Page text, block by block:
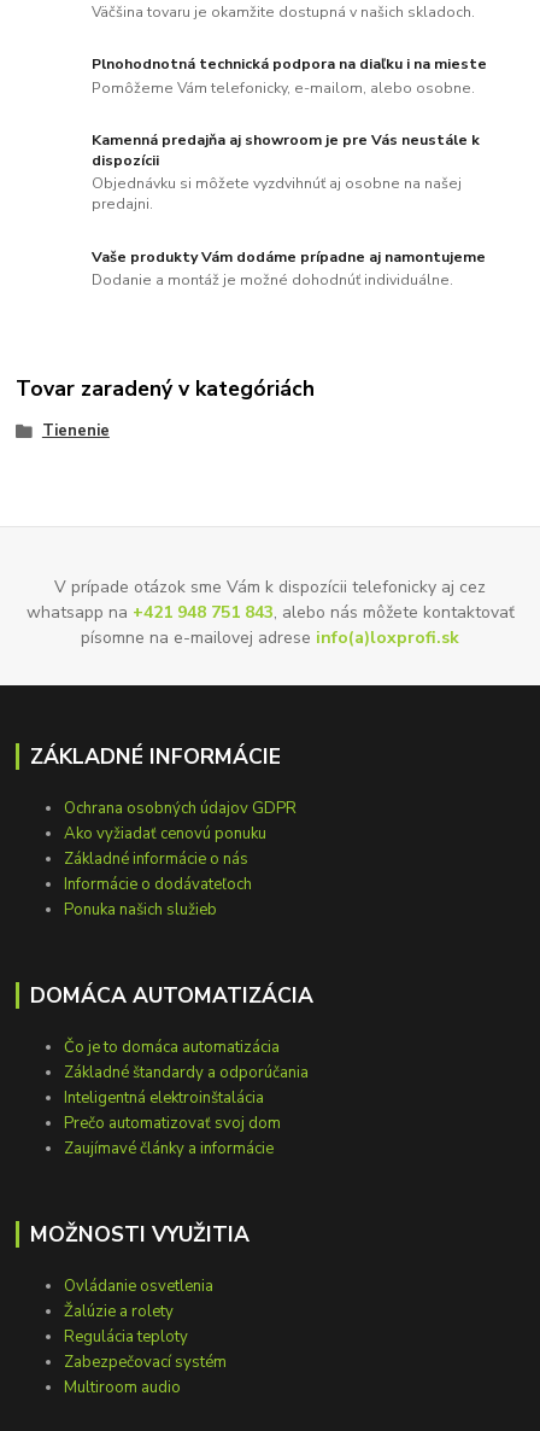
Väčšina tovaru je okamžite dostupná v našich skladoch.
Plnohodnotná technická podpora na diaľku i na mieste
Pomôžeme Vám telefonicky, e-mailom, alebo osobne.
Kamenná predajňa aj showroom je pre Vás neustále k
dispozícii
Objednávku si môžete vyzdvihnúť aj osobne na našej
predajni.
Vaše produkty Vám dodáme prípadne aj namontujeme
Dodanie a montáž je možné dohodnúť individuálne.
Tovar zaradený v kategóriách
Tienenie
V prípade otázok sme Vám k dispozícii telefonicky aj cez
whatsapp na +421 948 751 843, alebo nás môžete kontaktovať
písomne na e-mailovej adrese info(a)loxprofi.sk
ZÁKLADNÉ INFORMÁCIE
Ochrana osobných údajov GDPR
Ako vyžiadať cenovú ponuku
Základné informácie o nás
Informácie o dodávateľoch
Ponuka našich služieb
DOMÁCA AUTOMATIZÁCIA
Čo je to domáca automatizácia
Základné štandardy a odporúčania
Inteligentná elektroinštalácia
Prečo automatizovať svoj dom
Zaujímavé články a informácie
MOŽNOSTI VYUŽITIA
Ovládanie osvetlenia
Žalúzie a rolety
Regulácia teploty
Zabezpečovací systém
Multiroom audio